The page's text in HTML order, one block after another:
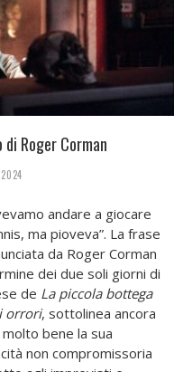
Roger Corman
andare a giocare
ma pioveva”. La frase
da Roger Corman
dei due soli giorni di
de La piccola bottega
orrori, sottolinea ancora
bene la sua
non compromissoria